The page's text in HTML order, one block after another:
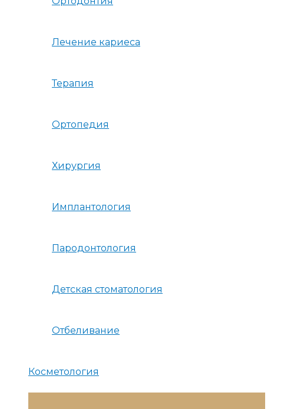
Лечение кариеса
Терапия
Ортопедия
Хирургия
Имплантология
Пародонтология
Детская стоматология
Отбеливание
Косметология